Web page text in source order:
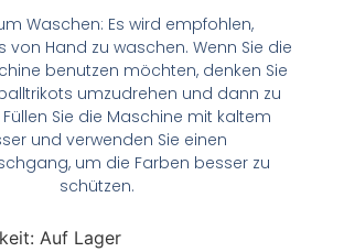
Waschen: Es wird empfohlen,
von Hand zu waschen. Wenn Sie die
benutzen möchten, denken Sie
umzudrehen und dann zu
Sie die Maschine mit kaltem
und verwenden Sie einen
um die Farben besser zu
schützen.
Auf Lager